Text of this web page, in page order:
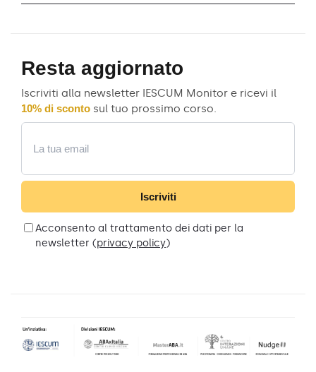
Resta aggiornato
Iscriviti alla newsletter IESCUM Monitor e ricevi il
10% di sconto sul tuo prossimo corso.
Email
Iscriviti
Acconsento al trattamento dei dati per la
newsletter (privacy policy)